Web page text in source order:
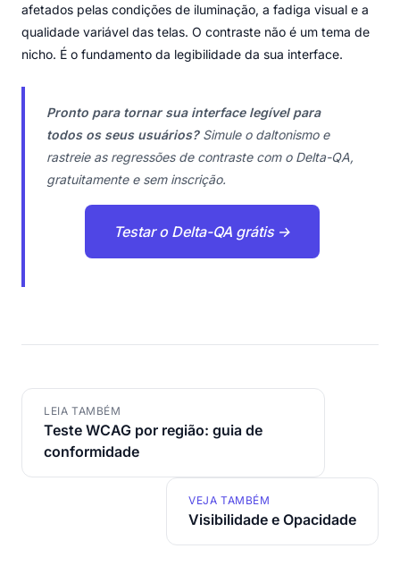
afetados pelas condições de iluminação, a fadiga visual e a
qualidade variável das telas. O contraste não é um tema de
nicho. É o fundamento da legibilidade da sua interface.
Pronto para tornar sua interface legível para
todos os seus usuários?Simule o daltonismo e
rastreie as regressões de contraste com o Delta-QA,
gratuitamente e sem inscrição.
Testar o Delta-QA grátis →
LEIA TAMBÉM
Teste WCAG por região: guia de
conformidade
VEJA TAMBÉM
Visibilidade e Opacidade